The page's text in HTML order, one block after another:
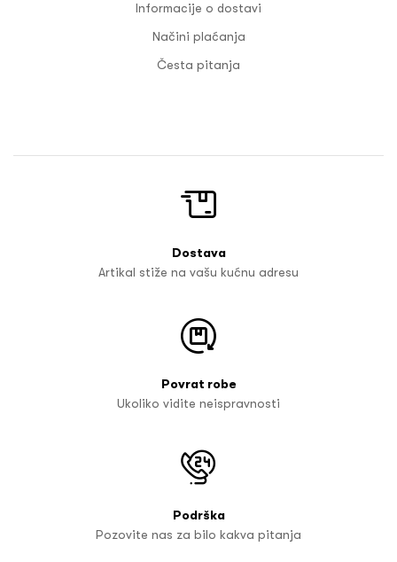
Informacije o dostavi
Načini plaćanja
Česta pitanja
Dostava
Artikal stiže na vašu kućnu adresu
Povrat robe
Ukoliko vidite neispravnosti
Podrška
Pozovite nas za bilo kakva pitanja